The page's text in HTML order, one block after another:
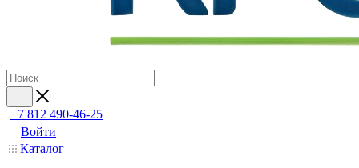
+7 812 490-46-25
Войти
Каталог